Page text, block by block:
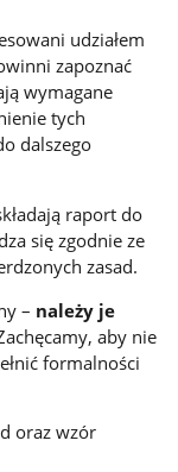
udziałem
zapoznać
wymagane
tych
dalszego
raport do
się zgodnie ze
zasad.
– należy je
aby nie
formalności
oraz wzór